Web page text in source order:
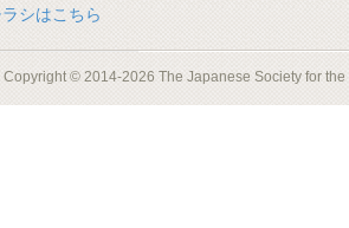
シはこちら
Copyright © 2014-2026 The Japanese Society for